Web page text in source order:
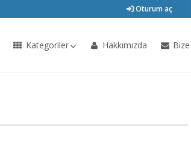
Oturum aç
Kategoriler Hakkımızda Bize